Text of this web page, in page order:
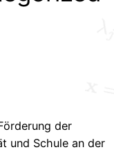
der
und Schule an der